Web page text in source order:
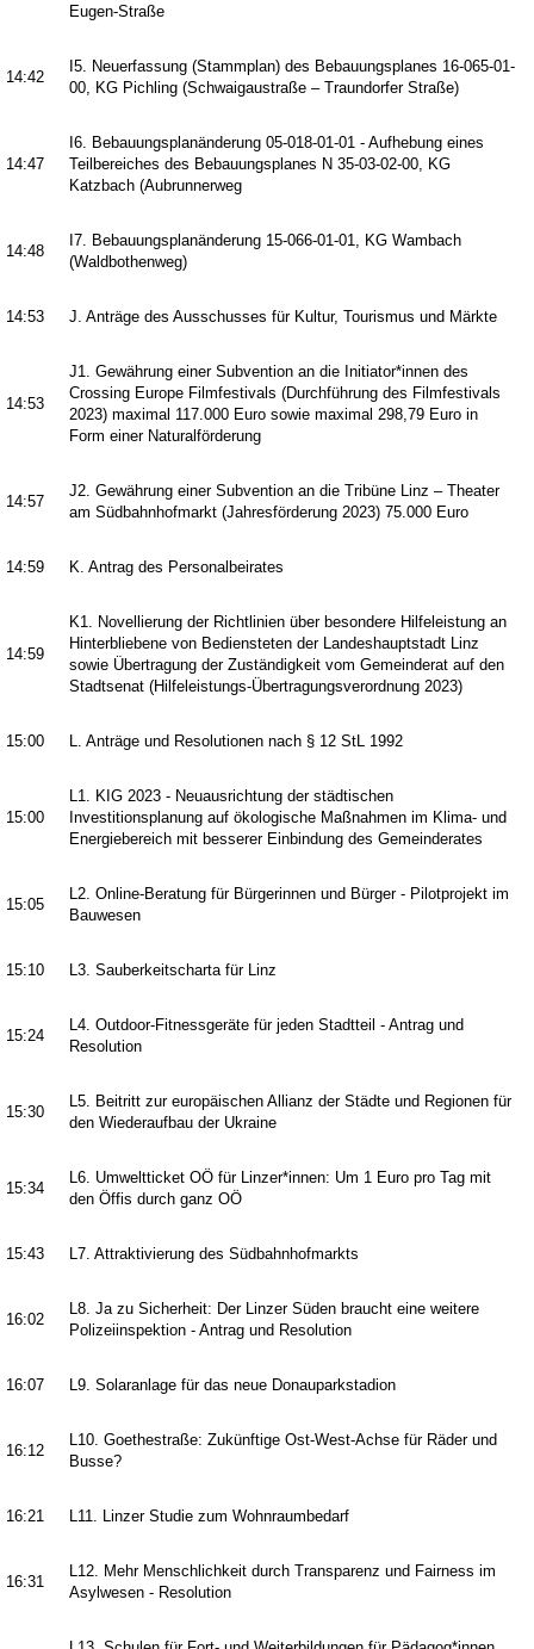
Eugen-Straße
14:42
I5. Neuerfassung (Stammplan) des Bebauungsplanes 16-065-01-
00, KG Pichling (Schwaigaustraße – Traundorfer Straße)
14:47
I6. Bebauungsplanänderung 05-018-01-01 - Aufhebung eines
Teilbereiches des Bebauungsplanes N 35-03-02-00, KG
Katzbach (Aubrunnerweg
14:48
I7. Bebauungsplanänderung 15-066-01-01, KG Wambach
(Waldbothenweg)
14:53 J. Anträge des Ausschusses für Kultur, Tourismus und Märkte
14:53
J1. Gewährung einer Subvention an die Initiator*innen des
Crossing Europe Filmfestivals (Durchführung des Filmfestivals
2023) maximal 117.000 Euro sowie maximal 298,79 Euro in
Form einer Naturalförderung
14:57
J2. Gewährung einer Subvention an die Tribüne Linz – Theater
am Südbahnhofmarkt (Jahresförderung 2023) 75.000 Euro
14:59 K. Antrag des Personalbeirates
14:59
K1. Novellierung der Richtlinien über besondere Hilfeleistung an
Hinterbliebene von Bediensteten der Landeshauptstadt Linz
sowie Übertragung der Zuständigkeit vom Gemeinderat auf den
Stadtsenat (Hilfeleistungs-Übertragungsverordnung 2023)
15:00 L. Anträge und Resolutionen nach § 12 StL 1992
15:00
L1. KIG 2023 - Neuausrichtung der städtischen
Investitionsplanung auf ökologische Maßnahmen im Klima- und
Energiebereich mit besserer Einbindung des Gemeinderates
15:05
L2. Online-Beratung für Bürgerinnen und Bürger - Pilotprojekt im
Bauwesen
15:10 L3. Sauberkeitscharta für Linz
15:24
L4. Outdoor-Fitnessgeräte für jeden Stadtteil - Antrag und
Resolution
15:30
L5. Beitritt zur europäischen Allianz der Städte und Regionen für
den Wiederaufbau der Ukraine
15:34
L6. Umweltticket OÖ für Linzer*innen: Um 1 Euro pro Tag mit
den Öffis durch ganz OÖ
15:43 L7. Attraktivierung des Südbahnhofmarkts
16:02
L8. Ja zu Sicherheit: Der Linzer Süden braucht eine weitere
Polizeiinspektion - Antrag und Resolution
16:07 L9. Solaranlage für das neue Donauparkstadion
16:12
L10. Goethestraße: Zukünftige Ost-West-Achse für Räder und
Busse?
16:21 L11. Linzer Studie zum Wohnraumbedarf
16:31
L12. Mehr Menschlichkeit durch Transparenz und Fairness im
Asylwesen - Resolution